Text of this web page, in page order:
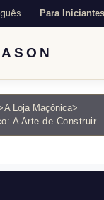
Para Iniciantes
A Loja Maçônica>